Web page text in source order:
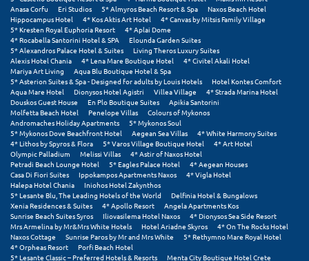
Πάλαιρος
Παξοί
Παραλία Κατερίνης
Παραλία Λιτοχώρου
Παράλιο Άστρος
Πάργα
Παρνασσός
Πάρος
Πάτμος
Anasa Corfu
Eri Studios 5* Almyros Beach Resort & Spa
Naxos Beach Hotel
Hippocampus Hotel
4* Kos Aktis Art Hotel
4* Canvas by Mitsis Family Village
5* Kresten Royal Euphoria Resort
4* Aplai Dome
4* Rocabella Santorini Hotel & SPA
Elounda Garden Suites
5* Alexandros Palace Hotel & Suites
Living Theros Luxury Suites
Alexis Hotel Chania
4* Lena Mare Boutique Hotel
4* Civitel Akali Hotel
Mariya Art Living
Aqua Blu Boutique Hotel & Spa
5* Asterion Suites & Spa - Designed for adults by Louis Hotels
Hotel Kontes Comfort
Aqua Mare Hotel
Dionysos Hotel Agistri Villea Village
4* Strada Marina Hotel
Douskos Guest House
En Plo Boutique Suites
Apikia Santorini
Molfetta Beach Hotel
Penelope Villas
Colours of Mykonos
Andromaches Holiday Apartments
5* Mykonos Soul
5* Mykonos Dove Beachfront Hotel
Aegean Sea Villas
4* White Harmony Suites
4* Lithos by Spyros & Flora
5* Varos Village Boutique Hotel
4* Art Hotel
Olympic Palladium
Melissi Villas
4* Astir of Naxos Hotel
Petradi Beach Lounge Hotel
5* Eagles Palace Hotel
4* Aegean Houses
Casa Di Fiori Suites
Ippokampos Apartments Naxos
4* Vigla Hotel
Halepa Hotel Chania
Iniohos Hotel Zakynthos
5* Lesante Blu, The Leading Hotels of the World
Delfinia Hotel & Bungalows
Xenia Residences & Suites
4* Apollo Resort
Angela Apartments Kos
Sunrise Beach Suites Syros
Iliovasilema Hotel Naxos
4* Dionysos Sea Side Resort
Mrs Armelina by Mr&Mrs White Hotels
Hotel Ariadne Skyros
4* On The Rocks Hotel
Naxos Cottage
Sunrise Paros by Mr and Mrs White
5* Rethymno Mare Royal Hotel
4* Orpheas Resort
Porfi Beach Hotel
5* Lesante Classic – Preferred Hotels & Resorts
Menta City Boutique Hotel Crete